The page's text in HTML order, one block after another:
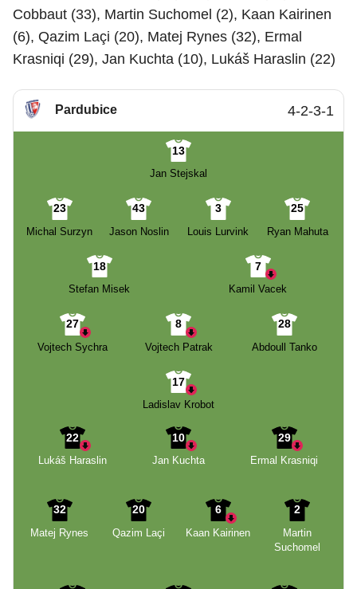
Cobbaut (33), Martin Suchomel (2), Kaan Kairinen
(6), Qazim Laçi (20), Matej Rynes (32), Ermal
Krasniqi (29), Jan Kuchta (10), Lukáš Haraslin (22)
Pardubice 4-2-3-1
13
Jan Stejskal
23
Michal Surzyn
43
Jason Noslin
3
Louis Lurvink
25
Ryan Mahuta
18
Stefan Misek
7
Kamil Vacek
27
Vojtech Sychra
8
Vojtech Patrak
28
Abdoull Tanko
17
Ladislav Krobot
22
Lukáš Haraslin
10
Jan Kuchta
29
Ermal Krasniqi
32
Matej Rynes
20
Qazim Laçi
6
Kaan Kairinen
2
Martin
Suchomel